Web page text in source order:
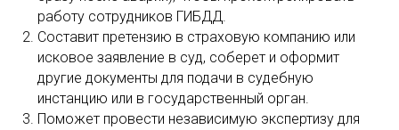
работу сотрудников ГИБДД.
Составит претензию в страховую компанию или
исковое заявление в суд, соберет и оформит
другие документы для подачи в судебную
инстанцию или в государственный орган.
Поможет провести независимую экспертизу для